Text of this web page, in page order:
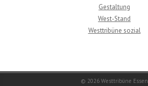
Gestaltung
West-Stand
Westtribüne sozial
© 2026 Westtribüne Essen